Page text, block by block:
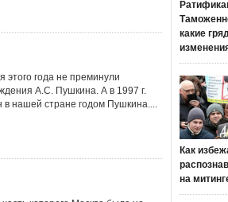
этого года не преминули
А.С. Пушкина. А в 1997 г.
нашей стране годом Пушкина....
какие
Как
на